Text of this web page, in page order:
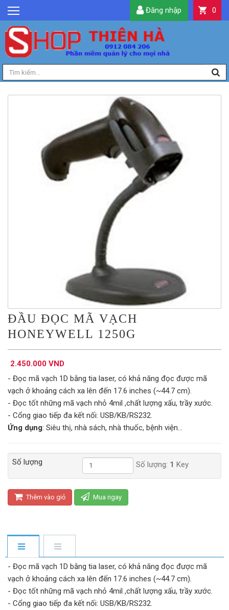
GIỚI THIỆU
TIN TỨC
SẢN PHẨM
DỊCH VỤ
0
Đăng nhập
ĐẦU ĐỌC MÃ VẠCH
HONEYWELL 1250G
2.450.000 VND
- Đọc mã vạch 1D bằng tia laser, có khả năng đọc được mã
vạch ở khoảng cách xa lên đến 17.6 inches (~44.7 cm).
- Đọc tốt những mã vạch nhỏ 4mil ,chất lượng xấu, trầy xước.
- Cổng giao tiếp đa kết nối: USB/KB/RS232.
Ứng dụng: Siêu thị, nhà sách, nhà thuốc, bệnh viện...
Số lượng Số lượng: 1 Key
Thêm vào giỏ Mua ngay
- Đọc mã vạch 1D bằng tia laser, có khả năng đọc được mã
vạch ở khoảng cách xa lên đến 17.6 inches (~44.7 cm).
- Đọc tốt những mã vạch nhỏ 4mil ,chất lượng xấu, trầy xước.
- Cổng giao tiếp đa kết nối: USB/KB/RS232.